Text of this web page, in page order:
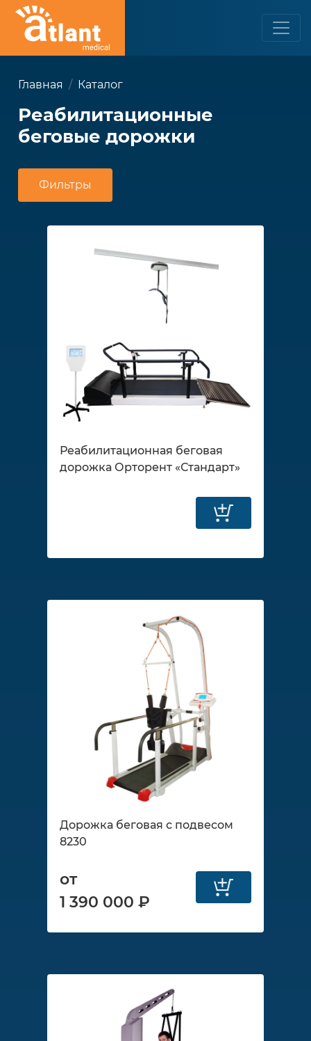
Главная Каталог
Реабилитационные
беговые дорожки
Фильтры
Реабилитационная беговая
дорожка Орторент «Стандарт»
Дорожка беговая с подвесом
8230
от
1 390 000 ₽